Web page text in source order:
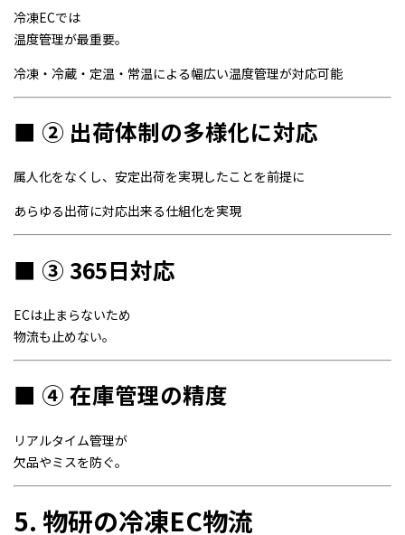
冷凍ECでは
温度管理が最重要。
冷凍・冷蔵・定温・常温による幅広い温度管理が対応可能
■ ② 出荷体制の多様化に対応
属人化をなくし、安定出荷を実現したことを前提に
あらゆる出荷に対応出来る仕組化を実現
■ ③ 365日対応
ECは止まらないため
物流も止めない。
■ ④ 在庫管理の精度
リアルタイム管理が
欠品やミスを防ぐ。
5. 物研の冷凍EC物流